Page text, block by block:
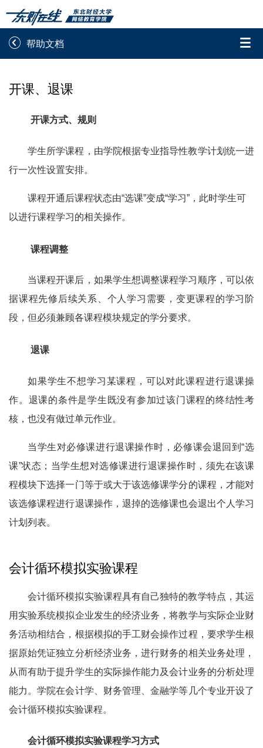

 帮助文档
论文综合评定系统
 重置密码
开课、退课
开课方式、规则
学生所学课程，由学院根据专业指导性教学计划统一进
行一次性设置安排。
课程开通后课程状态由“选课”变成“学习”，此时学生可
以进行课程学习的相关操作。
课程调整
当课程开课后，如果学生想调整课程学习顺序，可以依
据课程先修后续关系、个人学习需要，变更课程的学习阶
段，但必须兼顾各课程模块规定的学分要求。
退课
如果学生不想学习某课程，可以对此课程进行退课操
作。退课的条件是学生既没有参加过该门课程的终结性考
核，也没有做过单元作业。
当学生对必修课进行退课操作时，必修课会退回到“选
课”状态；当学生想对选修课进行退课操作时，须先在该课
程模块下选择一门等于或大于该选修课学分的课程，才能对
该选修课程进行退课操作，退掉的选修课也会退出个人学习
计划列表。
会计循环模拟实验课程
会计循环模拟实验课程具有自己独特的教学特点，其运
用实验系统模拟企业发生的经济业务，将教学与实际企业财
务活动相结合，根据模拟的手工财会操作过程，要求学生根
据原始凭证独立分析经济业务，进行财务的相关业务处理，
从而有助于提升学生的实际操作能力及会计业务的分析处理
能力。学院在会计学、财务管理、金融学等几个专业开设了
会计循环模拟实验课程。
会计循环模拟实验课程学习方式